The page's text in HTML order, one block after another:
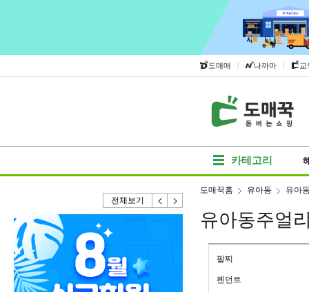
도매매 | 나까마 | 교
카테고리
전체보기
도매꾹홈 유아동 유아
유아동주얼
팔찌
펜던트